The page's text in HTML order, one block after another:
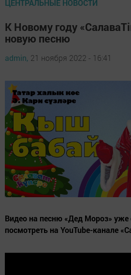
ЦЕНТРАЛЬНЫЕ НОВОСТИ
К Новому году
новую песню
admin, 21 ноября 2022 - 16:41
Видео на песню «Дед Мороз» уже
посмотреть на YouTube-канале